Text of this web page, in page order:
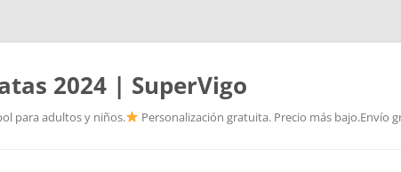
2024 | SuperVigo
para adultos y niños. Personalización gratuita. Precio más bajo.Envío